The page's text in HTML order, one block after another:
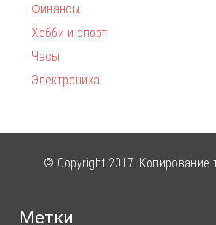
Финансы
Хобби и спорт
Часы
Электроника
© Copyright 2017. Копирование
Метки